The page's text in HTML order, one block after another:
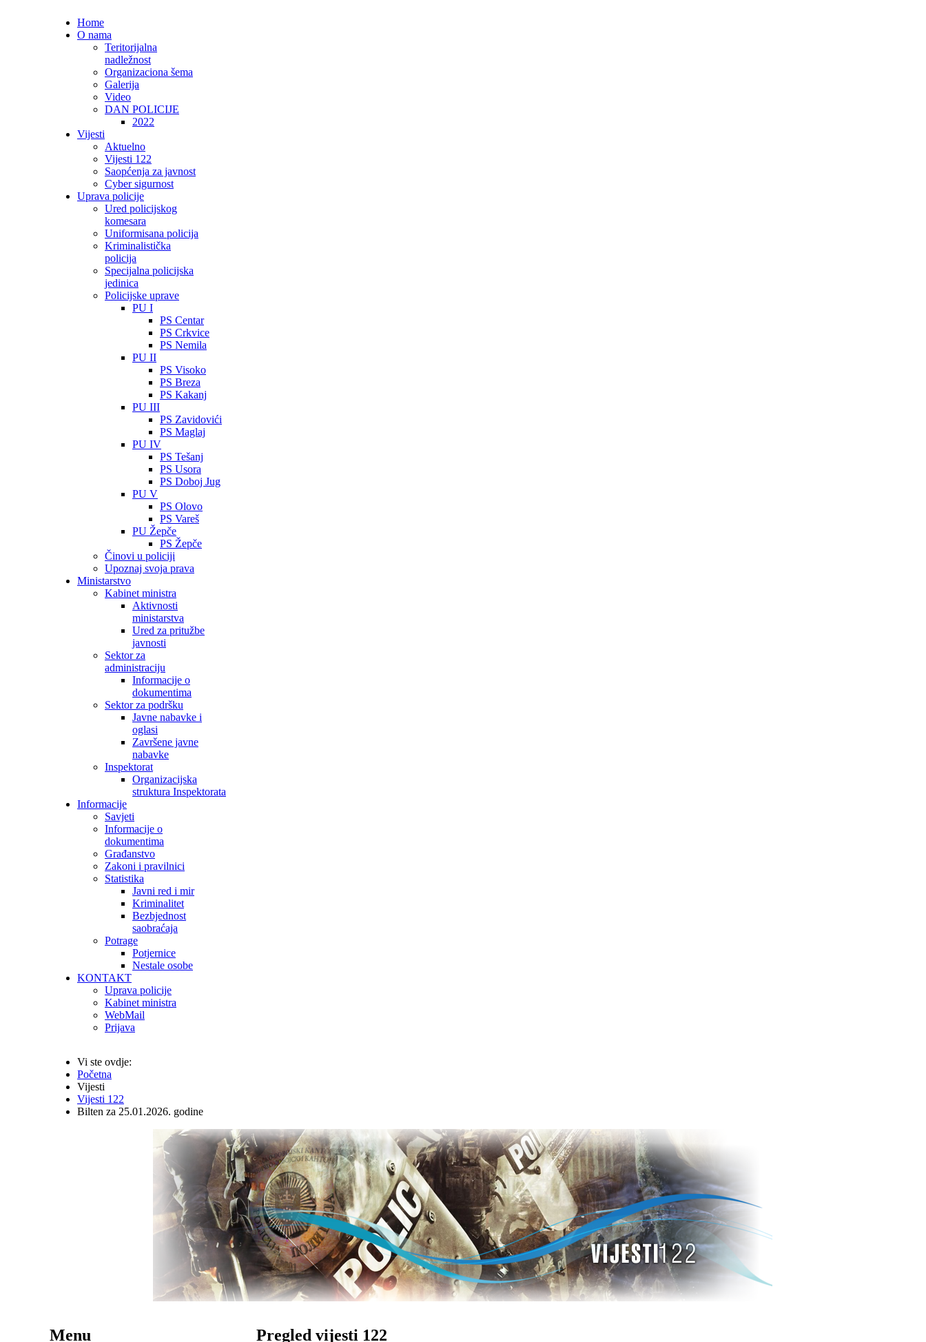
Home
O nama
Teritorijalna
nadležnost
Organizaciona šema
Galerija
Video
DAN POLICIJE
2022
Vijesti
Aktuelno
Vijesti 122
Saopćenja za javnost
Cyber sigurnost
Uprava policije
Ured policijskog
komesara
Uniformisana policija
Kriminalistička
policija
Specijalna policijska
jedinica
Policijske uprave
PU I
PS Centar
PS Crkvice
PS Nemila
PU II
PS Visoko
PS Breza
PS Kakanj
PU III
PS Zavidovići
PS Maglaj
PU IV
PS Tešanj
PS Usora
PS Doboj Jug
PU V
PS Olovo
PS Vareš
PU Žepče
PS Žepče
Činovi u policiji
Upoznaj svoja prava
Ministarstvo
Kabinet ministra
Aktivnosti
ministarstva
Ured za pritužbe
javnosti
Sektor za
administraciju
Informacije o
dokumentima
Sektor za podršku
Javne nabavke i
oglasi
Završene javne
nabavke
Inspektorat
Organizacijska
struktura Inspektorata
Informacije
Savjeti
Informacije o
dokumentima
Građanstvo
Zakoni i pravilnici
Statistika
Javni red i mir
Kriminalitet
Bezbjednost
saobraćaja
Potrage
Potjernice
Nestale osobe
KONTAKT
Uprava policije
Kabinet ministra
WebMail
Prijava
Vi ste ovdje:
Početna
Vijesti
Vijesti 122
Bilten za 25.01.2026. godine
Pregled vijesti 122
Menu